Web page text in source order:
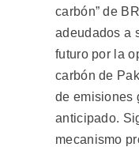
carbón” de
adeudados a
futuro por la
carbón de
de emisiones
anticipado.
mecanismo